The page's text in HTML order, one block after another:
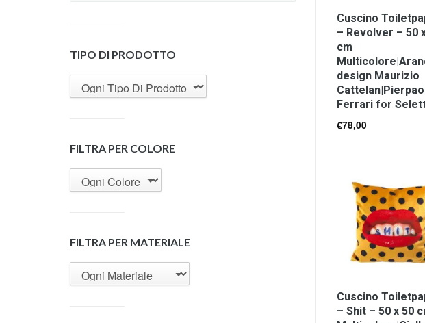
Cuscino
– Revolver – 50
cm
design Maurizio
Ferrari for
€78,00
Cuscino
– Shit – 50 x 50
TIPO DI PRODOTTO
FILTRA PER COLORE
FILTRA PER MATERIALE